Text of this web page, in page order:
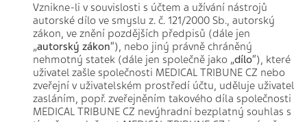
Vznikne-li v souvislosti s účtem a užívání nástrojů
autorské dílo ve smyslu z. č. 121/2000 Sb., autorský
zákon, ve znění pozdějších předpisů (dále jen
„autorský zákon“), nebo jiný právně chráněný
nehmotný statek (dále jen společně jako „dílo“), které
uživatel zašle společnosti MEDICAL TRIBUNE CZ nebo
zveřejní v uživatelském prostředí účtu, uděluje uživatel
zasláním, popř. zveřejněním takového díla společnosti
MEDICAL TRIBUNE CZ nevýhradní bezplatný souhlas s